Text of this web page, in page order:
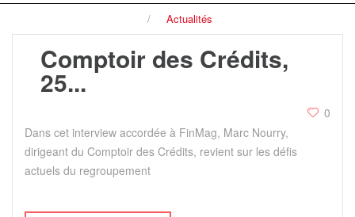
Actualités
Comptoir des Crédits,
25...
0
Dans cet interview accordée à FinMag, Marc Nourry,
dirigeant du Comptoir des Crédits, revient sur les défis
actuels du regroupement